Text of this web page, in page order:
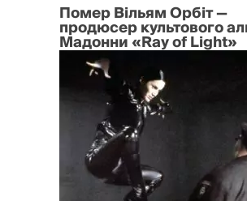
Помер Вільям Орбіт —
продюсер культового
Мадонни «Ray of Light»